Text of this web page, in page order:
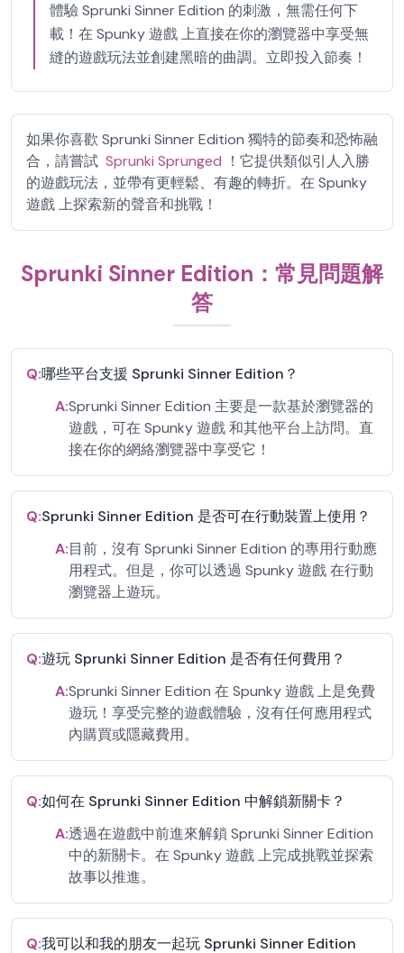
體驗 Sprunki Sinner Edition 的刺激，無需任何下
載！在 Spunky 遊戲 上直接在你的瀏覽器中享受無
縫的遊戲玩法並創建黑暗的曲調。立即投入節奏！
如果你喜歡 Sprunki Sinner Edition 獨特的節奏和恐怖融
合，請嘗試 Sprunki Sprunged ！它提供類似引人入勝
的遊戲玩法，並帶有更輕鬆、有趣的轉折。在 Spunky
遊戲 上探索新的聲音和挑戰！
Sprunki Sinner Edition：常見問題解
答
Q:哪些平台支援 Sprunki Sinner Edition？
A:Sprunki Sinner Edition 主要是一款基於瀏覽器的
遊戲，可在 Spunky 遊戲 和其他平台上訪問。直
接在你的網絡瀏覽器中享受它！
Q:Sprunki Sinner Edition 是否可在行動裝置上使用？
A:目前，沒有 Sprunki Sinner Edition 的專用行動應
用程式。但是，你可以透過 Spunky 遊戲 在行動
瀏覽器上遊玩。
Q:遊玩 Sprunki Sinner Edition 是否有任何費用？
A:Sprunki Sinner Edition 在 Spunky 遊戲 上是免費
遊玩！享受完整的遊戲體驗，沒有任何應用程式
內購買或隱藏費用。
Q:如何在 Sprunki Sinner Edition 中解鎖新關卡？
A:透過在遊戲中前進來解鎖 Sprunki Sinner Edition
中的新關卡。在 Spunky 遊戲 上完成挑戰並探索
故事以推進。
Q:我可以和我的朋友一起玩 Sprunki Sinner Edition